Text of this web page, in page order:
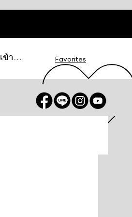
เข้าสู่ระบบ Favorites